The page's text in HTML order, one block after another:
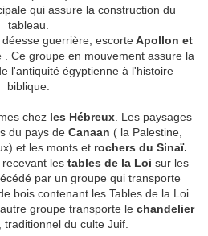
qui assure la construction du
tableau.
déesse guerrière, escorteApollon et
. Ce groupe en mouvement assure la
l'antiquité égyptienne à l'histoire
biblique.
chez les Hébreux . Les paysages
du pays de Canaan ( la Palestine,
et les monts et rochers du Sinaï.
recevant les tables de la Loi sur les
par un groupe qui transporte
bois contenant les Tables de la Loi.
groupe transporte lechandelier
, traditionnel du culte Juif.